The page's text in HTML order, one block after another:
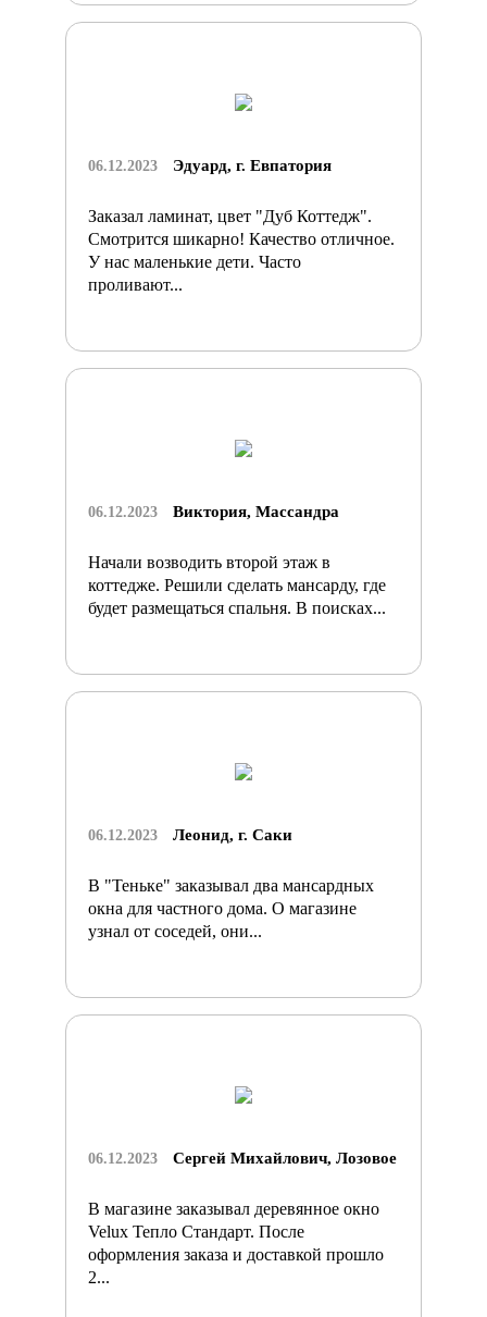
06.12.2023 Эдуард, г. Евпатория
Заказал ламинат, цвет "Дуб Коттедж".
Смотрится шикарно! Качество отличное.
У нас маленькие дети. Часто
проливают...
06.12.2023 Виктория, Массандра
Начали возводить второй этаж в
коттедже. Решили сделать мансарду, где
будет размещаться спальня. В поисках...
06.12.2023 Леонид, г. Саки
В "Теньке" заказывал два мансардных
окна для частного дома. О магазине
узнал от соседей, они...
06.12.2023 Сергей Михайлович, Лозовое
В магазине заказывал деревянное окно
Velux Тепло Стандарт. После
оформления заказа и доставкой прошло
2...